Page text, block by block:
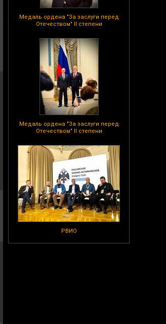
Медаль ордена "За заслуги перед
Отечеством" II степени
Медаль ордена "За заслуги перед
Отечеством" II степени
РВИО